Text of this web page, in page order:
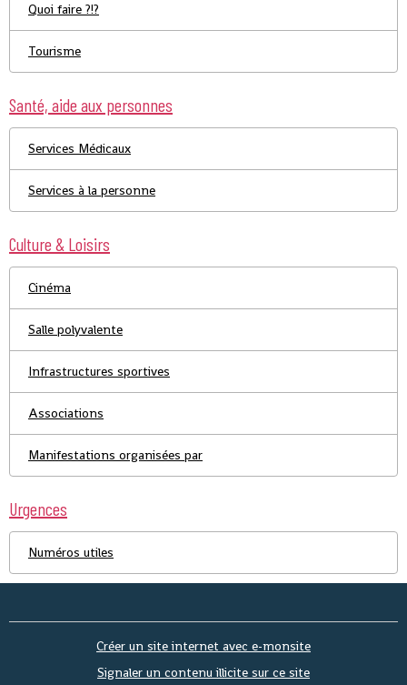
Quoi faire ?!?
Tourisme
Santé, aide aux personnes
Services Médicaux
Services à la personne
Culture & Loisirs
Cinéma
Salle polyvalente
Infrastructures sportives
Associations
Manifestations organisées par
Urgences
Numéros utiles
Créer un site internet avec e-monsite
Signaler un contenu illicite sur ce site